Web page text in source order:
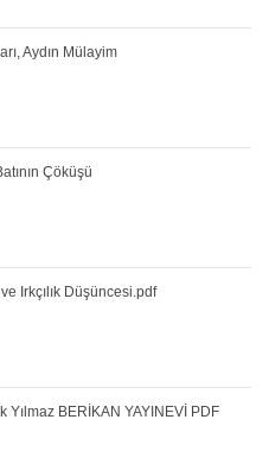
Aydın Mülayim
Çöküşü
Irkçılık Düşüncesi.pdf
Yılmaz BERİKAN YAYINEVİ PDF